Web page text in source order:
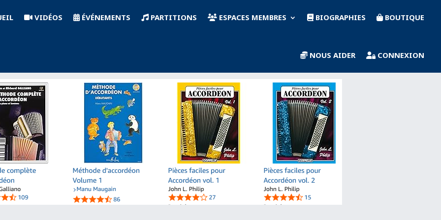
VIDÉOS ÉVÉNEMENTS PARTITIONS ESPACES MEMBRES BIOGRAPHIES BOUTIQUE
NOUS AIDER CONNEXION